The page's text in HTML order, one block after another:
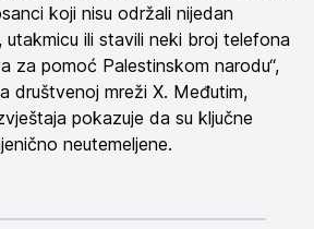
koji nisu održali nijedan
ili stavili neki broj telefona
za pomoć Palestinskom narodu“,
društvenoj mreži X. Međutim,
pokazuje da su ključne
neutemeljene.